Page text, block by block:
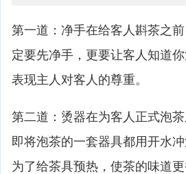
第一道：净手在给客人斟茶之
定要先净手，更要让客人知道
表现主人对客人的尊重。
第二道：烫器在为客人正式泡
即将泡茶的一套器具都用开水
为了给茶具预热，使茶的味道